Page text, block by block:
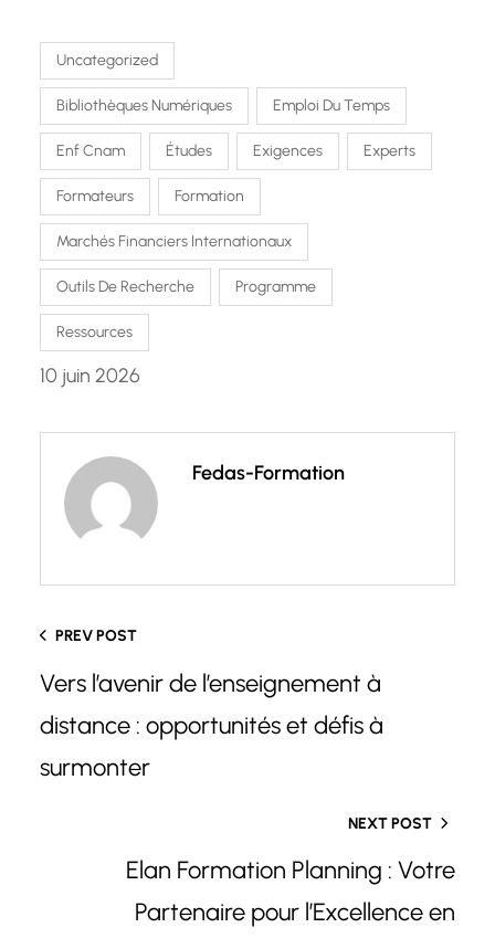
Uncategorized
Bibliothèques Numériques Emploi Du Temps
Enf Cnam Études Exigences Experts
Formateurs Formation
Marchés Financiers Internationaux
Outils De Recherche Programme
Ressources
10 juin 2026
Fedas-Formation
PREV POST
Vers l’avenir de l’enseignement à
distance : opportunités et défis à
surmonter
NEXT POST
Elan Formation Planning : Votre
Partenaire pour l’Excellence en